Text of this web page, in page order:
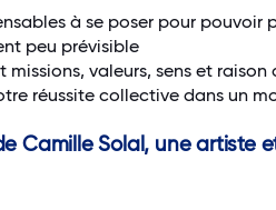
à se poser pour
peu prévisible
valeurs, sens et raison
réussite collective dans un
Camille Solal, une artiste